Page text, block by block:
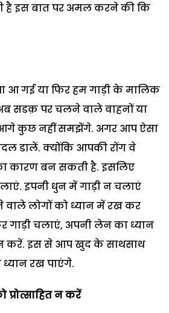
है इस बात पर अमल करने की कि
आ गई या फिर हम गाड़ी के मालिक
सडक़ पर चलने वाले वाहनों या
कुछ नहीं समझेंगे. अगर आप ऐसा
डालें. क्योंकि आपकी रोंग वे
कारण बन सकती है. इसलिए
इपनी धुन में गाड़ी न चलाएं
लोगों को ध्यान में रख कर
गाड़ी चलाएं, अपनी लेन का ध्यान
करें. इस से आप खुद के साथसाथ
ध्यान रख पाएंगे.
प्रोत्साहित न करें